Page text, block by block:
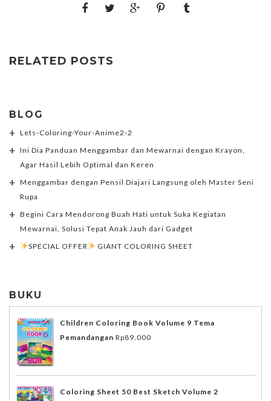
RELATED POSTS
BLOG
Lets-Coloring-Your-Anime2-2
Ini Dia Panduan Menggambar dan Mewarnai dengan Krayon,
Agar Hasil Lebih Optimal dan Keren
Menggambar dengan Pensil Diajari Langsung oleh Master Seni
Rupa
Begini Cara Mendorong Buah Hati untuk Suka Kegiatan
Mewarnai, Solusi Tepat Anak Jauh dari Gadget
SPECIAL OFFER
GIANT COLORING SHEET
BUKU
Children Coloring Book Volume 9 Tema
Pemandangan Rp89.000
Coloring Sheet 50 Best Sketch Volume 2